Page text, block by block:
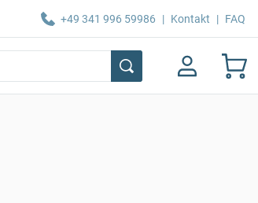
+49 341 996 59986 | Kontakt | FAQ